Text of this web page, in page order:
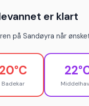
er klart
på Sandøyra når
20°C
Badekar